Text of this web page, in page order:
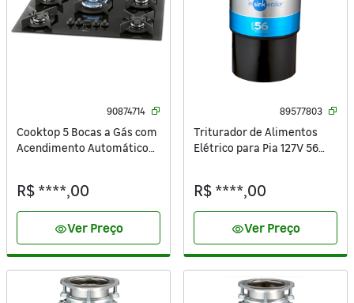
90874714
Cooktop 5 Bocas a Gás com
Acendimento Automático
R$ ****,00
visibilityVer Preço
89577803
Triturador de Alimentos
Elétrico para Pia 127V 56
R$ ****,00
visibilityVer Preço